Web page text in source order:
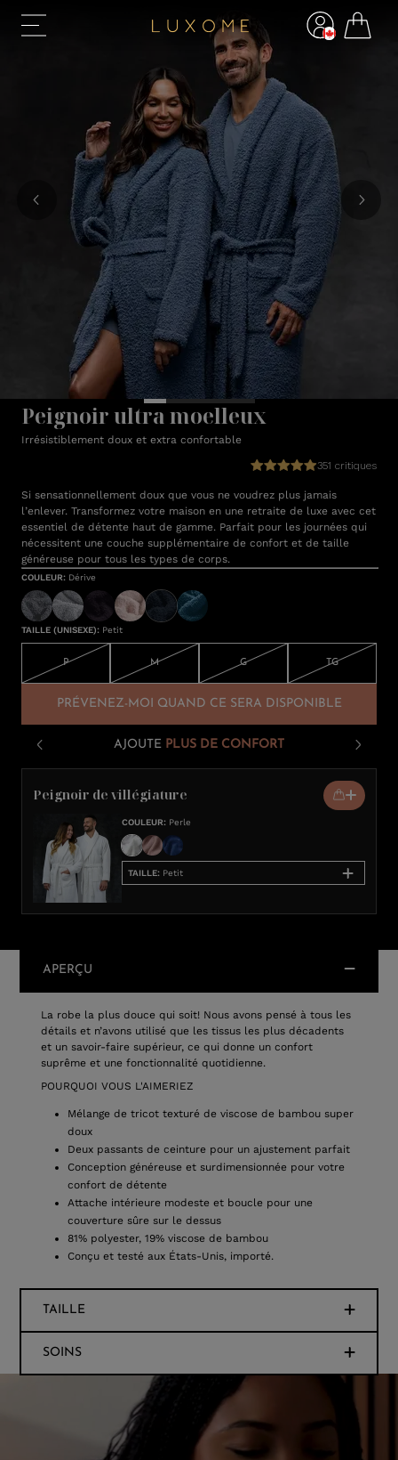
Peignoir ultra moelleux
Irrésistiblement doux et extra confortable
351 critiques
Si sensationnellement doux que vous ne voudrez plus jamais
l’enlever. Transformez votre maison en une retraite de luxe avec cet
essentiel de détente haut de gamme. Parfait pour les journées qui
nécessitent une couche supplémentaire de confort et de taille
généreuse pour tous les types de corps.
COULEUR: Dérive
TAILLE (UNISEXE): Petit
P M G TG
PRÉVENEZ-MOI QUAND CE SERA DISPONIBLE
AJOUTE PLUS DE CONFORT
Peignoir de villégiature
COULEUR: Perle
TAILLE: Petit
APERÇU
La robe la plus douce qui soit! Nous avons pensé à tous les
détails et n’avons utilisé que les tissus les plus décadents
et un savoir-faire supérieur, ce qui donne un confort
suprême et une fonctionnalité quotidienne.
POURQUOI VOUS L'AIMERIEZ
Mélange de tricot texturé de viscose de bambou super
doux
Deux passants de ceinture pour un ajustement parfait
Conception généreuse et surdimensionnée pour votre
confort de détente
Attache intérieure modeste et boucle pour une
couverture sûre sur le dessus
81% polyester, 19% viscose de bambou
Conçu et testé aux États-Unis, importé.
TAILLE
SOINS